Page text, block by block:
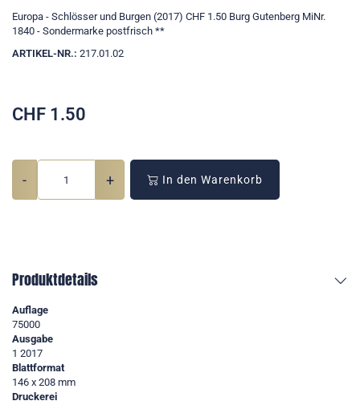
Europa - Schlösser und Burgen (2017) CHF 1.50 Burg Gutenberg MiNr.
1840 - Sondermarke postfrisch **
ARTIKEL-NR.: 217.01.02
CHF 1.50
- + In den Warenkorb
Produktdetails
Auflage
75000
Ausgabe
1 2017
Blattformat
146 x 208 mm
Druckerei